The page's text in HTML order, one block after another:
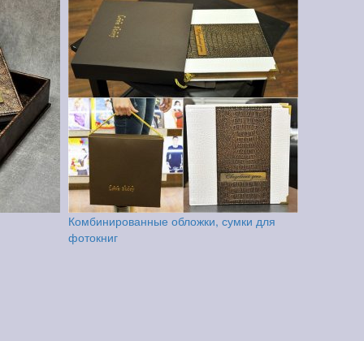
Комбинированные обложки, сумки для
фотокниг